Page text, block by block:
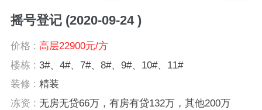
摇号登记 (2020-09-24 )
价格 : 高层22900元/方
楼栋 : 3#、4#、7#、8#、9#、10#、11#
装修 : 精装
冻资 : 无房无贷66万，有房有贷132万，其他200万